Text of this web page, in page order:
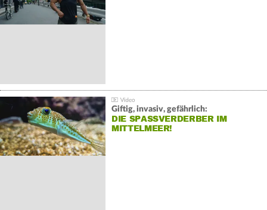
Giftig, invasiv, gefährlich:
DIE SPASSVERDERBER IM M
ITTELMEER!